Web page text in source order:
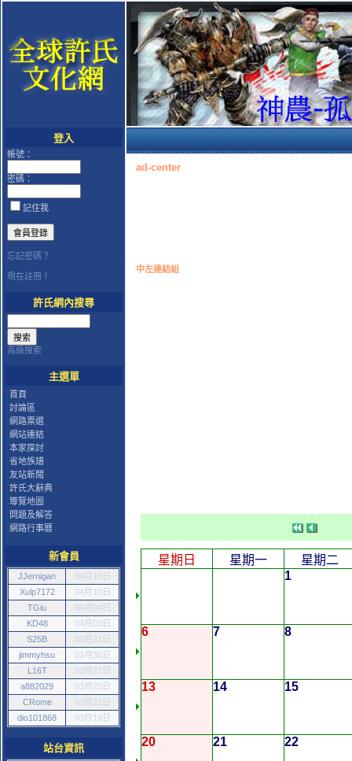
登入
帳號：
密碼：
記住我
忘記密碼？
現在註冊！
許氏網內搜尋
高級搜索
主選單
首頁
討論區
網路票選
網站連結
本家探討
省地族譜
友站新聞
許氏大辭典
導覽地圖
問題及解答
網路行事曆
新會員
JJernigan
04月10日
Xulp7172
04月10日
TGiu
04月04日
KD48
04月03日
S25B
03月31日
jimmyhsu
03月30日
L16T
03月27日
a882029
03月23日
CRome
03月21日
dio101868
03月19日
站台資訊
ad-center
中左連結組
星期日 星期一
星期二
1
6 7 8
13 14 15
20 21 22